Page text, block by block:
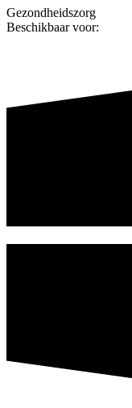
Gezondheidszorg
Beschikbaar voor: